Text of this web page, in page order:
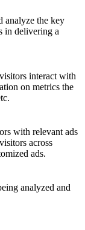
analyze the key
in delivering a
interact with
on metrics the
with relevant ads
across
ads.
analyzed and